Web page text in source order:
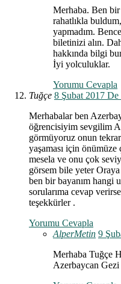
Merhaba. Ben
rahatlıkla
yapmadım.
biletinizi alın.
hakkında bilgi
İyi yolculuklar.
Yorumu Cevapla
Tuğçe 8 Şubat 2017 De
Merhabalar ben
öğrencisiyim sevgilim
görmüyoruz onun
yaşaması için önümüze
mesela ve onu çok
görsem bile yeter
ben bir bayanım hangi
sorularıma cevap
teşekkürler .
Yorumu Cevapla
AlperMetin 9
Merhaba Tuğçe
Azerbaycan Gezi